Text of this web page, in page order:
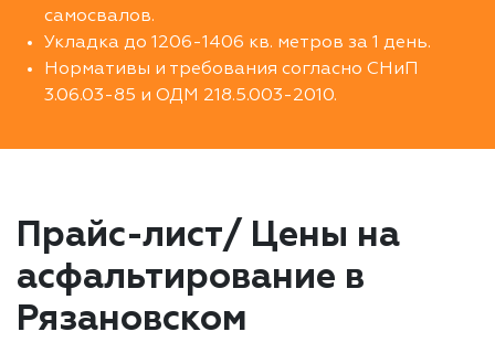
самосвалов.
Укладка до 1206-1406 кв. метров за 1 день.
Нормативы и требования согласно СНиП
3.06.03-85 и ОДМ 218.5.003-2010.
Прайс-лист/ Цены на
асфальтирование в
Рязановском